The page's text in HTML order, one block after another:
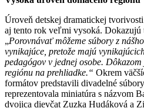
Úroveň detskej dramatickej
aj tento rok veľmi vysoká. Dokazujú
„Porovnávať môžeme súbory z
vynikajúce, pretože majú
pedagógov v jednej osobe.
regiónu na prehliadke.“ Okrem
formátov predstavili divadelné
reprezentovala miniatúra s názvom
dvojica dievčat Zuzka Hudáková a